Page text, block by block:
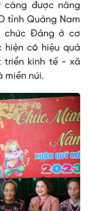
được nâng
tỉnh Quảng Nam
chức Đảng ở cơ
hiện có hiệu quả
triển kinh tế - xã
miền núi.